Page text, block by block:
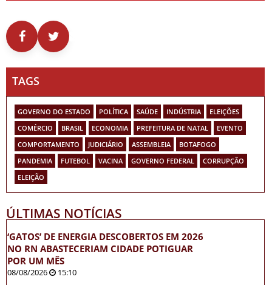
TAGS
GOVERNO DO ESTADO POLÍTICA SAÚDE INDÚSTRIA
ELEIÇÕES
COMÉRCIO
BRASIL ECONOMIA PREFEITURA DE NATAL
EVENTO
COMPORTAMENTO
JUDICIÁRIO ASSEMBLEIA
BOTAFOGO
PANDEMIA
FUTEBOL VACINA GOVERNO FEDERAL
CORRUPÇÃO
ELEIÇÃO
ÚLTIMAS NOTÍCIAS
‘GATOS’ DE ENERGIA DESCOBERTOS EM 2026
NO RN ABASTECERIAM CIDADE POTIGUAR
POR UM MÊS
08/08/2026 15:10